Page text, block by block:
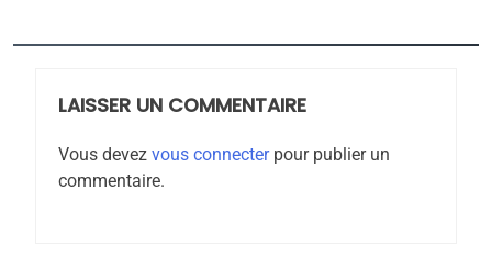
LAISSER UN COMMENTAIRE
Vous devez vous connecterpour publier un
commentaire.
2025, l’année la plus
rapport d’ADL contre
FRANCE ISRAÉL
6